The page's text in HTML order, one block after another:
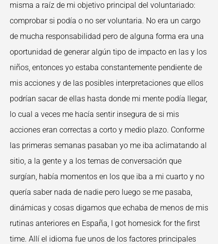
misma a raíz de mi objetivo principal del voluntariado:
comprobar si podía o no ser voluntaria. No era un cargo
de mucha responsabilidad pero de alguna forma era una
oportunidad de generar algún tipo de impacto en las y los
niños, entonces yo estaba constantemente pendiente de
mis acciones y de las posibles interpretaciones que ellos
podrían sacar de ellas hasta donde mi mente podía llegar,
lo cual a veces me hacía sentir insegura de si mis
acciones eran correctas a corto y medio plazo. Conforme
las primeras semanas pasaban yo me iba aclimatando al
sitio, a la gente y a los temas de conversación que
surgían, había momentos en los que iba a mi cuarto y no
quería saber nada de nadie pero luego se me pasaba,
dinámicas y cosas digamos que echaba de menos de mis
rutinas anteriores en España, I got homesick for the first
time. Allí el idioma fue unos de los factores principales